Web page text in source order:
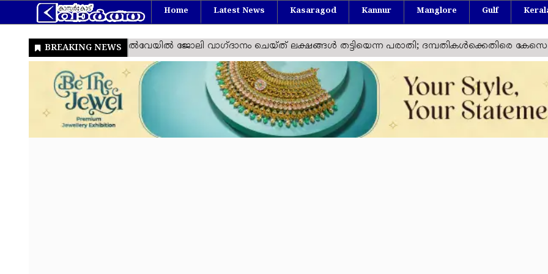
Home Latest News Kasaragod Kannur Manglore Gulf